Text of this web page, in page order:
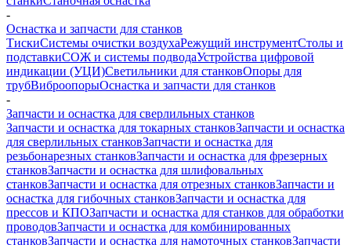
-
Оснастка и запчасти для станков
ТискиСистемы очистки воздухаРежущий инструментСтолы и
подставкиСОЖ и системы подводаУстройства цифровой
индикации (УЦИ)Светильники для станковОпоры для
трубВиброопорыОснастка и запчасти для станков
-
Запчасти и оснастка для сверлильных станков
Запчасти и оснастка для токарных станковЗапчасти и оснастка
для сверлильных станковЗапчасти и оснастка для
резьбонарезных станковЗапчасти и оснастка для фрезерных
станковЗапчасти и оснастка для шлифовальных
станковЗапчасти и оснастка для отрезных станковЗапчасти и
оснастка для гибочных станковЗапчасти и оснастка для
прессов и КПОЗапчасти и оснастка для станков для обработки
проводовЗапчасти и оснастка для комбинированных
станковЗапчасти и оснастка для намоточных станковЗапчасти